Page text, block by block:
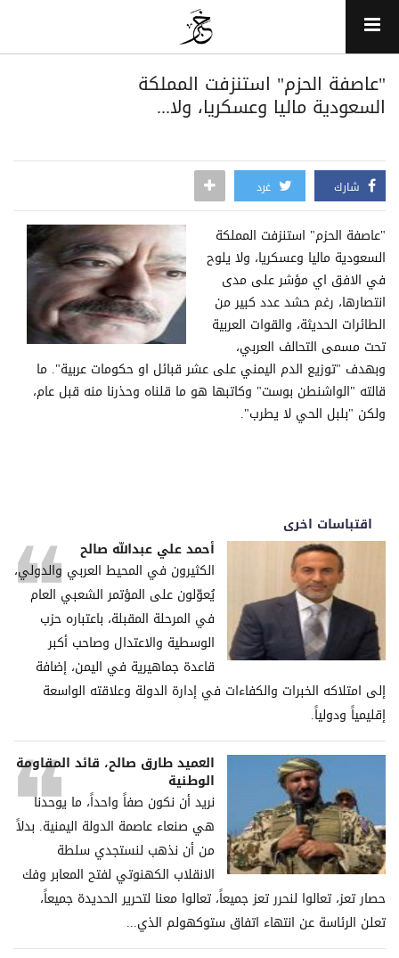
"عاصفة الحزم" استنزفت المملكة
السعودية ماليا وعسكريا، ولا...
شارك غرد
"عاصفة الحزم" استنزفت المملكة
السعودية ماليا وعسكريا، ولا يلوح
في الافق اي مؤشر على مدى
انتصارها، رغم حشد عدد كبير من
الطائرات الحديثة، والقوات العربية
تحت مسمى التحالف العربي،
وبهدف "توزيع الدم اليمني على عشر قبائل او حكومات عربية". ما
قالته "الواشنطن بوست" وكاتبها هو ما قلناه وحذرنا منه قبل عام،
ولكن "بلبل الحي لا يطرب".
اقتباسات اخرى
أحمد علي عبدالله صالح
الكثيرون في المحيط العربي والدولي،
يُعوّلون على المؤتمر الشعبي العام
في المرحلة المقبلة، باعتباره حزب
الوسطية والاعتدال وصاحب أكبر
قاعدة جماهيرية في اليمن، إضافة
إلى امتلاكه الخبرات والكفاءات في إدارة الدولة وعلاقته الواسعة
إقليمياً ودولياً.
العميد طارق صالح، قائد المقاومة
الوطنية
نريد أن نكون صفاً واحداً، ما يوحدنا
هي صنعاء عاصمة الدولة اليمنية. بدلاً
من أن نذهب لنستجدي سلطة
الانقلاب الكهنوتي لفتح المعابر وفك
حصار تعز، تعالوا لنحرر تعز جميعاً، تعالوا معنا لتحرير الحديدة جميعاً،
تعلن الرئاسة عن انتهاء اتفاق ستوكهولم الذي...